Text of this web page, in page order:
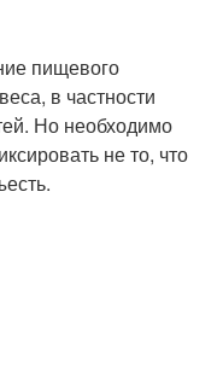
пищевого
в частности
Но необходимо
не то, что